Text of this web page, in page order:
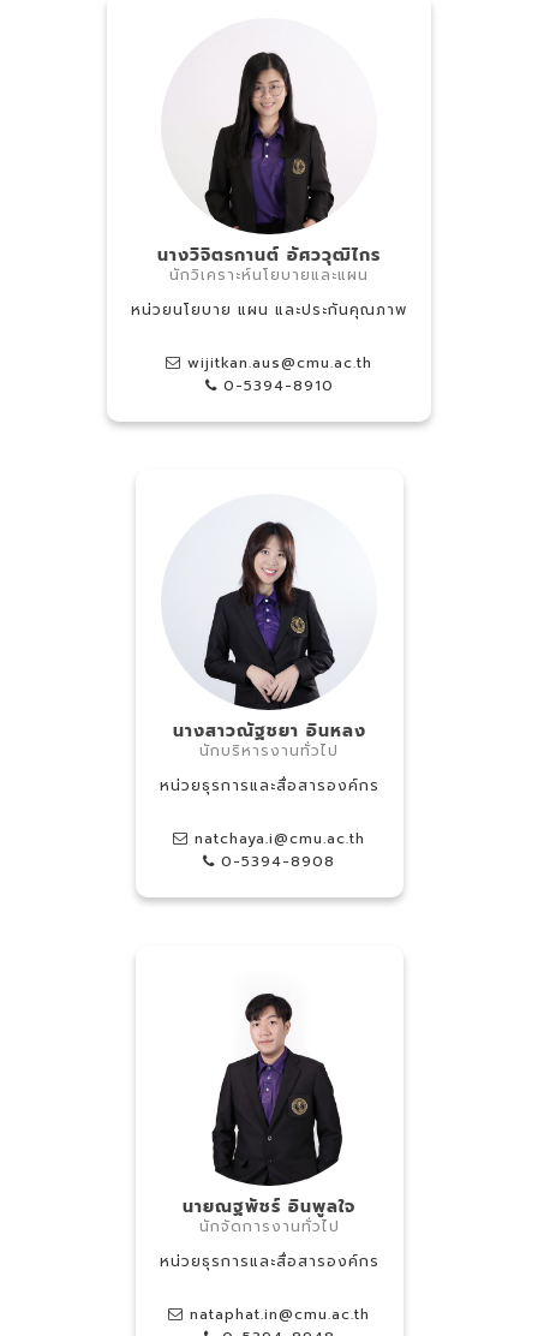
นางวิจิตรกานต์ อัศววุฒิไกร
นักวิเคราะห์นโยบายและแผน
หน่วยนโยบาย แผน และประกันคุณภาพ
wijitkan.aus@cmu.ac.th
0-5394-8910
นางสาวณัฐชยา อินหลง
นักบริหารงานทั่วไป
หน่วยธุรการและสื่อสารองค์กร
natchaya.i@cmu.ac.th
0-5394-8908
นายณฐพัชร์ อินพูลใจ
นักจัดการงานทั่วไป
หน่วยธุรการและสื่อสารองค์กร
nataphat.in@cmu.ac.th